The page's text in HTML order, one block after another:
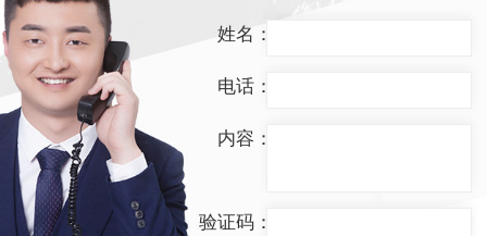
姓名：
电话：
内容：
验证码：